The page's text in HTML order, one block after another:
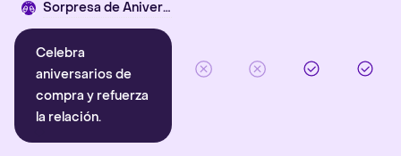
Sorpresa de Aniversario
Celebra
aniversarios de
compra y refuerza
la relación.